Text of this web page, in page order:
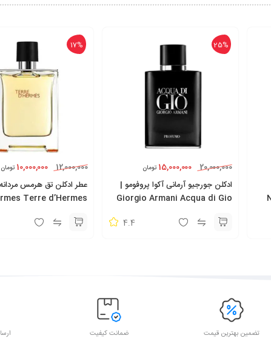
25%
20,000,000
15,000,000 تومان
ادکلن جورجیو آرمانی آکوا پروفومو |
Giorgio Armani Acqua di Gio
4.4
17%
12,000,000
10,000,000 تومان
عطر ادکلن تق هرمس
Terre d’Hermes
تضمین بهترین قیمت ضمانت کیفیت